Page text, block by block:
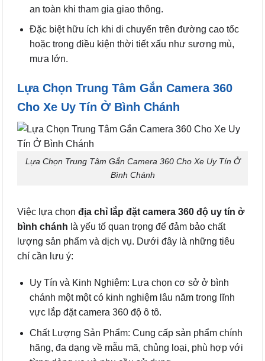
an toàn khi tham gia giao thông.
Đặc biệt hữu ích khi di chuyển trên đường cao tốc
hoặc trong điều kiện thời tiết xấu như sương mù,
mưa lớn.
Lựa Chọn Trung Tâm Gắn Camera 360
Cho Xe Uy Tín Ở Bình Chánh
Lựa Chọn Trung Tâm Gắn Camera 360 Cho Xe Uy Tín Ở
Bình Chánh
Việc lựa chọn địa chỉ lắp đặt camera 360 độ uy tín ở
bình chánh là yếu tố quan trọng để đảm bảo chất
lượng sản phẩm và dịch vụ. Dưới đây là những tiêu
chí cần lưu ý:
Uy Tín và Kinh Nghiệm: Lựa chọn cơ sở ở bình
chánh một một có kinh nghiệm lâu năm trong lĩnh
vực lắp đặt camera 360 độ ô tô.
Chất Lượng Sản Phẩm: Cung cấp sản phẩm chính
hãng, đa dạng về mẫu mã, chủng loại, phù hợp với